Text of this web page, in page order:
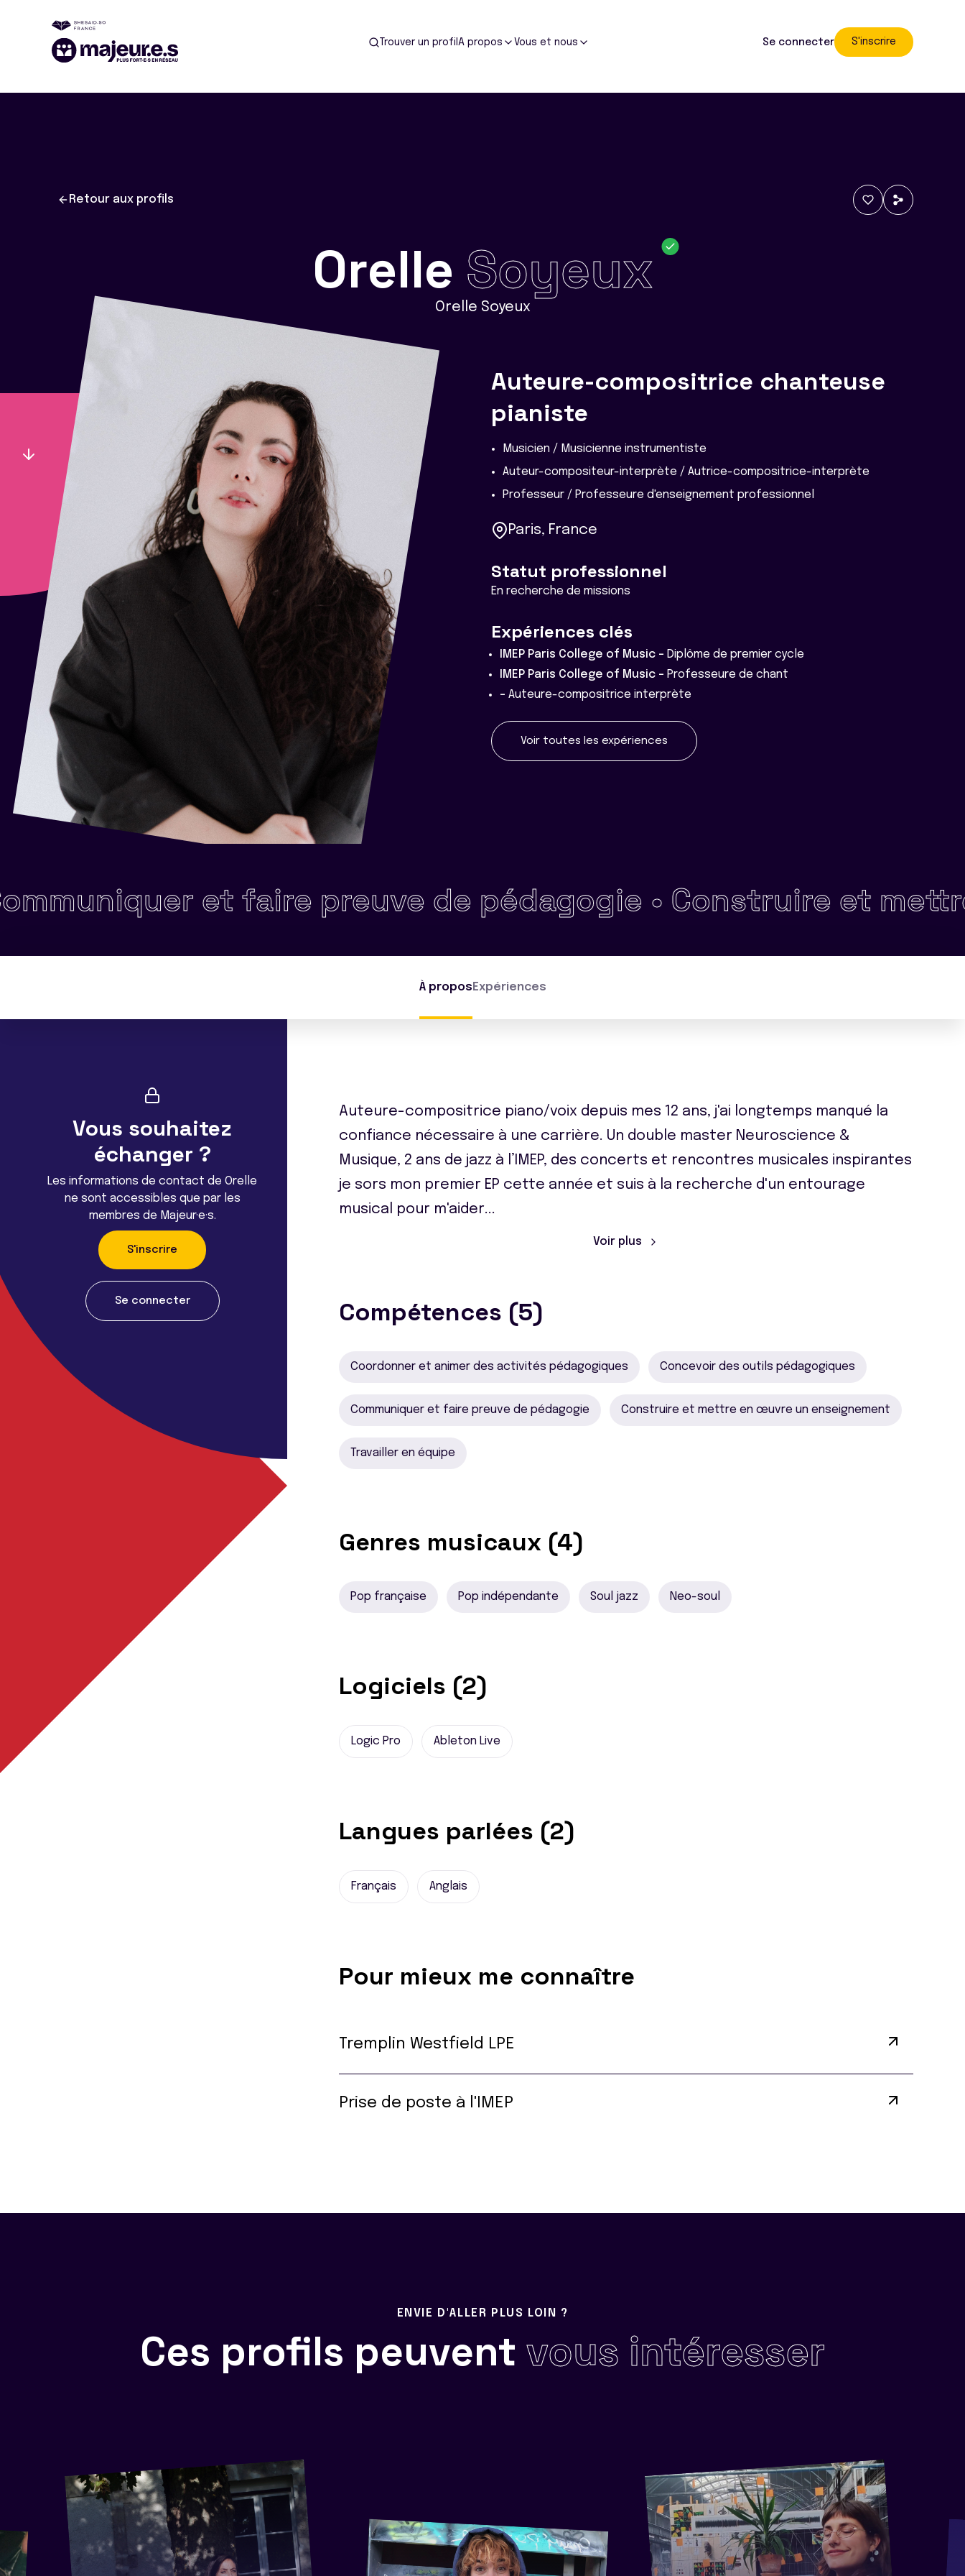
Trouver un profil A propos Vous et nous Se connecter S'inscrire
Retour aux profils
Orelle Soyeux
Orelle Soyeux
Auteure-compositrice chanteuse
pianiste
Musicien / Musicienne instrumentiste
Auteur-compositeur-interprète / Autrice-compositrice-interprète
Professeur / Professeure d'enseignement professionnel
Paris, France
Statut professionnel
En recherche de missions
Expériences clés
IMEP Paris College of Music - Diplôme de premier cycle
IMEP Paris College of Music - Professeure de chant
- Auteure-compositrice interprète
Voir toutes les expériences
et faire preuve de pédagogie •Construire et mettre en
À propos Expériences
Vous souhaitez
échanger ?
Les informations de contact de Orelle
ne sont accessibles que par les
membres de Majeur·e·s.
S'inscrire
Se connecter
Auteure-compositrice piano/voix depuis mes 12 ans, j'ai longtemps manqué la
confiance nécessaire à une carrière. Un double master Neuroscience &
Musique, 2 ans de jazz à l’IMEP, des concerts et rencontres musicales inspirantes
je sors mon premier EP cette année et suis à la recherche d'un entourage
musical pour m'aider...
Voir plus
Compétences (5)
Coordonner et animer des activités pédagogiques Concevoir des outils pédagogiques
Communiquer et faire preuve de pédagogie Construire et mettre en œuvre un enseignement
Travailler en équipe
Genres musicaux (4)
Pop française Pop indépendante Soul jazz Neo-soul
Logiciels (2)
Logic Pro Ableton Live
Langues parlées (2)
Français Anglais
Pour mieux me connaître
Tremplin Westfield LPE
Prise de poste à l'IMEP
ENVIE D'ALLER PLUS LOIN ?
Ces profils peuvent vous intéresser